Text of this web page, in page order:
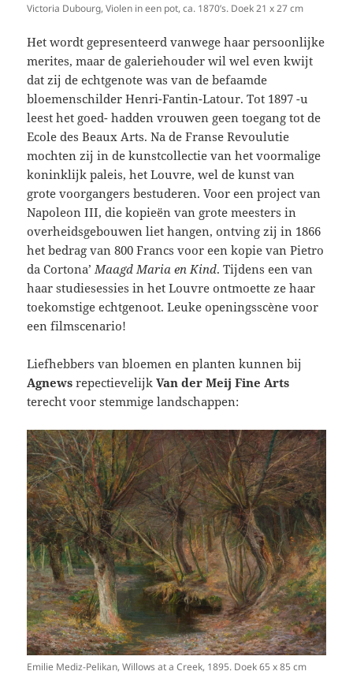
Victoria Dubourg, Violen in een pot, ca. 1870’s. Doek 21 x 27 cm
Het wordt gepresenteerd vanwege haar persoonlijke
merites, maar de galeriehouder wil wel even kwijt
dat zij de echtgenote was van de befaamde
bloemenschilder Henri-Fantin-Latour. Tot 1897 -u
leest het goed- hadden vrouwen geen toegang tot de
Ecole des Beaux Arts. Na de Franse Revoulutie
mochten zij in de kunstcollectie van het voormalige
koninklijk paleis, het Louvre, wel de kunst van
grote voorgangers bestuderen. Voor een project van
Napoleon III, die kopieën van grote meesters in
overheidsgebouwen liet hangen, ontving zij in 1866
het bedrag van 800 Francs voor een kopie van Pietro
da Cortona’ Maagd Maria en Kind. Tijdens een van
haar studiesessies in het Louvre ontmoette ze haar
toekomstige echtgenoot. Leuke openingsscène voor
een filmscenario!
Liefhebbers van bloemen en planten kunnen bij
Agnews repectievelijkVan der Meij Fine Arts
terecht voor stemmige landschappen:
Emilie Mediz-Pelikan, Willows at a Creek, 1895. Doek 65 x 85 cm